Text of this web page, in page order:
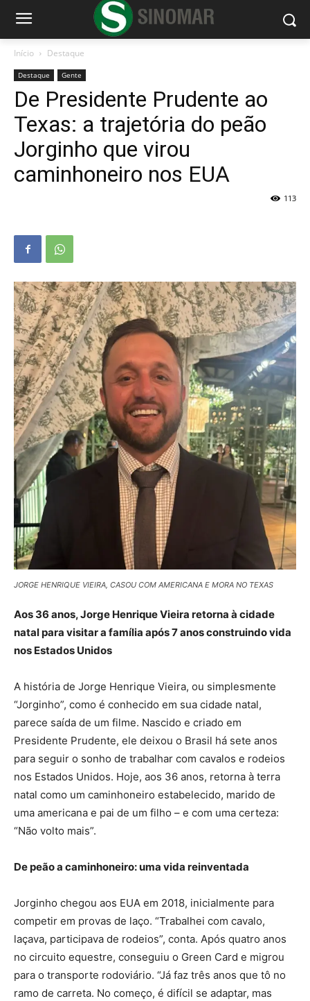
Início Destaque
Destaque Gente
De Presidente Prudente ao
Texas: a trajetória do peão
Jorginho que virou
caminhoneiro nos EUA
113
JORGE HENRIQUE VIEIRA, CASOU COM AMERICANA E MORA NO TEXAS
Aos 36 anos, Jorge Henrique Vieira retorna à cidade
natal para visitar a família após 7 anos construindo vida
nos Estados Unidos
A história de Jorge Henrique Vieira, ou simplesmente
“Jorginho”, como é conhecido em sua cidade natal,
parece saída de um filme. Nascido e criado em
Presidente Prudente, ele deixou o Brasil há sete anos
para seguir o sonho de trabalhar com cavalos e rodeios
nos Estados Unidos. Hoje, aos 36 anos, retorna à terra
natal como um caminhoneiro estabelecido, marido de
uma americana e pai de um filho – e com uma certeza:
“Não volto mais”.
De peão a caminhoneiro: uma vida reinventada
Jorginho chegou aos EUA em 2018, inicialmente para
competir em provas de laço. “Trabalhei com cavalo,
laçava, participava de rodeios”, conta. Após quatro anos
no circuito equestre, conseguiu o Green Card e migrou
para o transporte rodoviário. “Já faz três anos que tô no
ramo de carreta. No começo, é difícil se adaptar, mas